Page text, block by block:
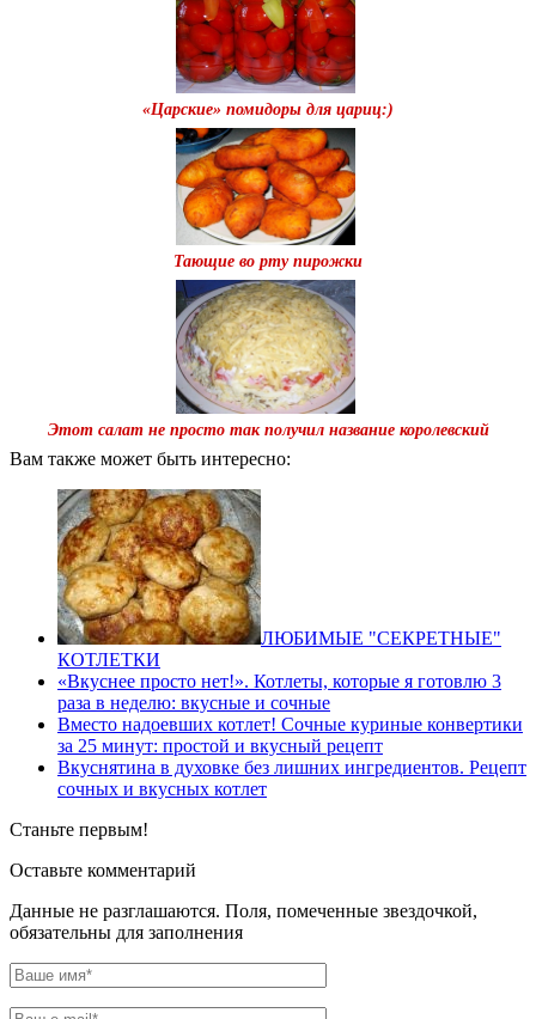
«Царские» помидоры для цариц:)
Тающие во рту пирожки
Этот салат не просто так получил название королевский
Вам также может быть интересно:
ЛЮБИМЫЕ "СЕКРЕТНЫЕ"
КОТЛЕТКИ
«Вкуснее просто нет!». Котлеты, которые я готовлю 3
раза в неделю: вкусные и сочные
Вместо надоевших котлет! Сочные куриные конвертики
за 25 минут: простой и вкусный рецепт
Вкуснятина в духовке без лишних ингредиентов. Рецепт
сочных и вкусных котлет
Станьте первым!
Оставьте комментарий
Данные не разглашаются. Поля, помеченные звездочкой,
обязательны для заполнения